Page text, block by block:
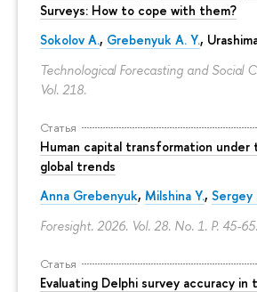
Surveys: How to cope with them?
Sokolov A., Grebenyuk A. Y.,
Technological Forecasting and Social
Vol. 218.
Статья
Human capital transformation
global trends
Anna Grebenyuk, Milshina Y., Sergey
Foresight. 2026. Vol. 28. No. 1. P. 45-65.
Статья
Evaluating Delphi survey accuracy